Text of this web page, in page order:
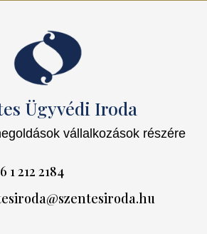
Ügyvédi Iroda
vállalkozások részére
1 212 2184